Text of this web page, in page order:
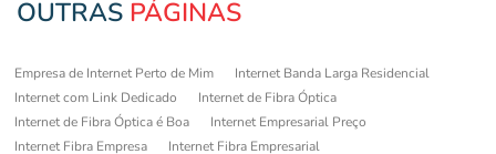
OUTRAS PÁGINAS
Empresa de Internet Perto de Mim
Internet Banda Larga Residencial
Internet com Link Dedicado
Internet de Fibra Óptica
Internet de Fibra Óptica é Boa
Internet Empresarial Preço
Internet Fibra Empresa
Internet Fibra Empresarial